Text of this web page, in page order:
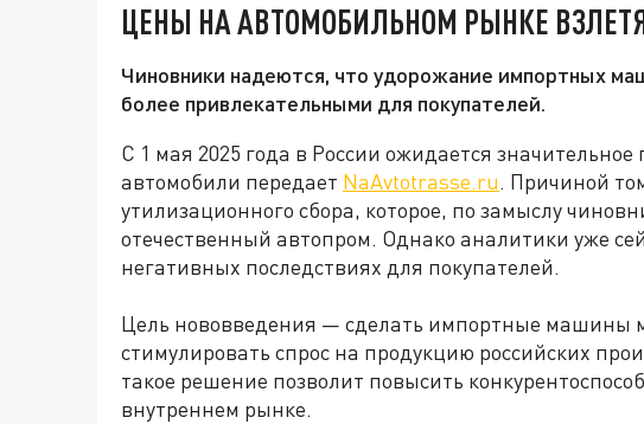
ЦЕНЫ НА АВТОМОБИЛЬНОМ РЫНКЕ
Чиновники надеются, что удорожание импортных
более привлекательными для покупателей.
С 1 мая 2025 года в России ожидается
автомобили передает NaAvtotrasse.ru. Причиной
утилизационного сбора, которое, по замыслу
отечественный автопром. Однако аналитики уже
негативных последствиях для покупателей.
Цель нововведения — сделать импортные машины
стимулировать спрос на продукцию российских
такое решение позволит повысить
внутреннем рынке.